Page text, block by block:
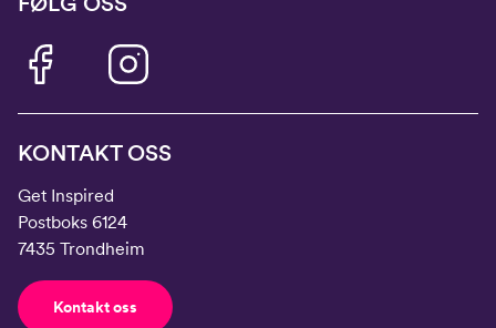
KONTAKT OSS
Get Inspired
Postboks 6124
7435 Trondheim
Kontakt oss